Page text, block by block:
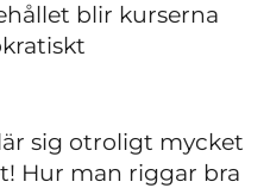
blir kurserna
sig otroligt mycket
Hur man riggar bra